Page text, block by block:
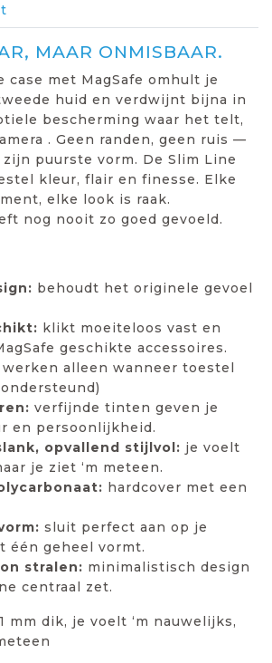
MAAR ONMISBAAR.
case met MagSafe omhult je
huid en verdwijnt bijna in
bescherming waar het telt,
. Geen randen, geen ruis —
puurste vorm. De Slim Line
kleur, flair en finesse. Elke
elke look is raak.
nog nooit zo goed gevoeld.
behoudt het originele gevoel
klikt moeiteloos vast en
geschikte accessoires.
werken alleen wanneer toestel
verfijnde tinten geven je
en persoonlijkheid.
opvallend stijlvol: je voelt
je ziet ‘m meteen.
hardcover met een
sluit perfect aan op je
één geheel vormt.
stralen: minimalistisch design
centraal zet.
mm dik, je voelt ‘m nauwelijks,